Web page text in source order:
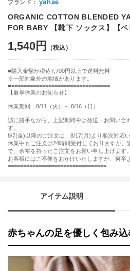
yahae
ORGANIC COTTON BLENDED
FOR BABY 【靴下 ソックス】【ベ
1,540円
購入金額が税込7,700円以上で送料無料
※一部対象外の地域があります。
================================
【夏季休業のお知らせ】
休業期間：8/11（火）～ 8/16（日）
誠に勝手ながら、上記期間中は発送・お問い合
す。
8/7(金)以降のご注文は、8/17(月)より順次対応い
休業中もご注文は24時間受付しておりますが、
で、余裕を持ったご注文をお願い申し上げます。
お客様にはご不便をおかけいたしますが、何卒
================================
アイテム説明
赤ちゃんの足を優しく包み